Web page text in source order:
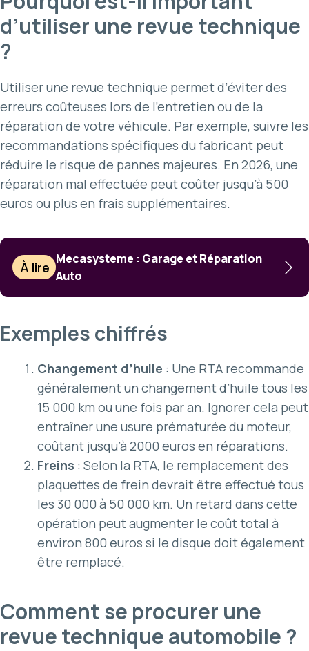
d’utiliser une revue technique
?
Utiliser une revue technique permet d’éviter des
erreurs coûteuses lors de l’entretien ou de la
réparation de votre véhicule. Par exemple, suivre les
recommandations spécifiques du fabricant peut
réduire le risque de pannes majeures. En 2026, une
réparation mal effectuée peut coûter jusqu’à 500
euros ou plus en frais supplémentaires.
À lire
Mecasysteme : Garage et Réparation
Auto
Exemples chiffrés
Changement d’huile : Une RTA recommande
généralementun changementd’huile tous les
15 000 km ou une fois par an. Ignorer cela peut
entraîner une usure prématurée du moteur,
coûtant jusqu’à 2000 euros en réparations.
Freins : Selon la RTA, le remplacementdes
plaquettes de frein devrait être effectué tous
les 30 000 à 50 000 km. Un retard dans cette
opération peut augmenter le coût total à
environ 800 euros si le disque doit également
être remplacé.
Comment se procurer une
revue technique automobile ?